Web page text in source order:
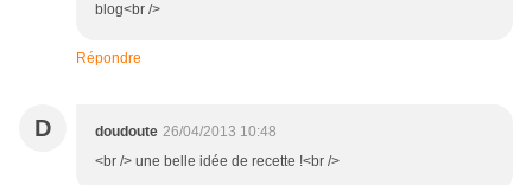
blog<br />
Répondre
D doudoute 26/04/2013 10:48
<br /> une belle idée de recette !<br />